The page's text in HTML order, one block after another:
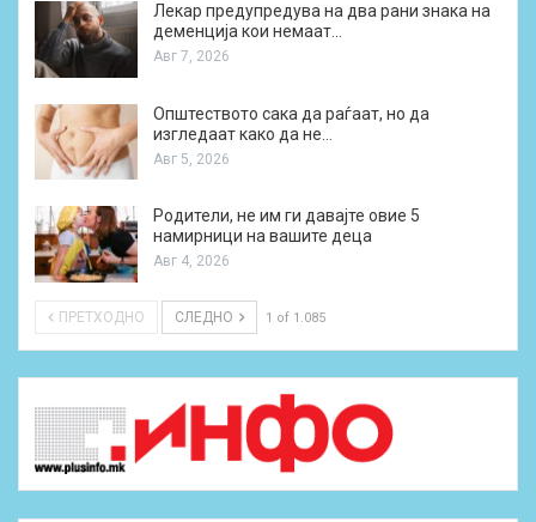
Лекар предупредува на два рани знака на
деменција кои немаат…
Авг 7, 2026
Општеството сака да раѓаат, но да
изгледаат како да не…
Авг 5, 2026
Родители, не им ги давајте овие 5
намирници на вашите деца
Авг 4, 2026
ПРЕТХОДНО СЛЕДНО 1 of 1.085